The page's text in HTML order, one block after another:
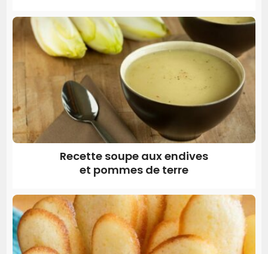
Recette soupe aux endives
et pommes de terre